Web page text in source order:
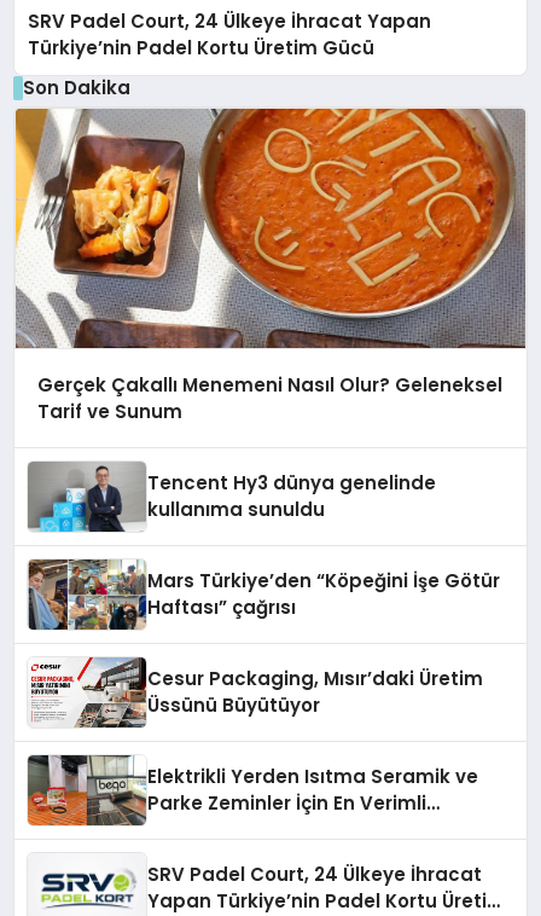
SRV Padel Court, 24 Ülkeye İhracat Yapan
Türkiye’nin Padel Kortu Üretim Gücü
Son Dakika
Gerçek Çakallı Menemeni Nasıl Olur? Geleneksel
Tarif ve Sunum
Tencent Hy3 dünya genelinde
kullanıma sunuldu
Mars Türkiye’den “Köpeğini İşe Götür
Haftası” çağrısı
Cesur Packaging, Mısır’daki Üretim
Üssünü Büyütüyor
Elektrikli Yerden Isıtma Seramik ve
Parke Zeminler İçin En Verimli
SRV Padel Court, 24 Ülkeye İhracat
Yapan Türkiye’nin Padel Kortu Üretim